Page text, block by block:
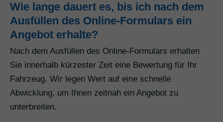
Wie lange dauert es, bis ich nach dem
Ausfüllen des Online-Formulars ein
Angebot erhalte?
Nach dem Ausfüllen des Online-Formulars erhalten
Sie innerhalb kürzester Zeit eine Bewertung für Ihr
Fahrzeug. Wir legen Wert auf eine schnelle
Abwicklung, um Ihnen zeitnah ein Angebot zu
unterbreiten.